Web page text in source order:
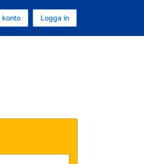
konto Logga in